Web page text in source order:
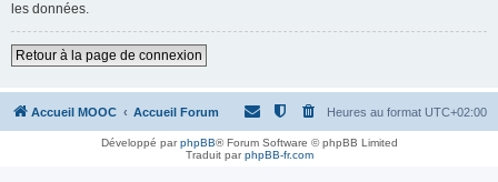
les données.
Retour à la page de connexion
Accueil MOOC Accueil Forum Heures au format UTC+02:00
Développé parphpBB® Forum Software © phpBB Limited
Traduit parphpBB-fr.com